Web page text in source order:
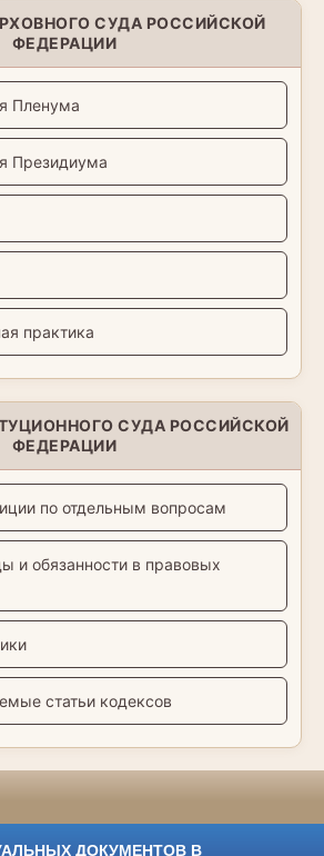
СУДА РОССИЙСКОЙ
ФЕДЕРАЦИИ
Пленума
Президиума
практика
СУДА РОССИЙСКОЙ
ФЕДЕРАЦИИ
по отдельным вопросам
и обязанности в правовых
статьи кодексов
ДОКУМЕНТОВ В